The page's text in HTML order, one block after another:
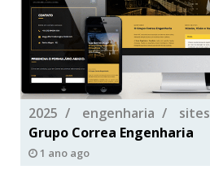
2025 engenharia
sites
Grupo Correa Engenharia
1 ano ago